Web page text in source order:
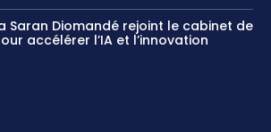
Saran Diomandé rejoint le cabinet de
accélérer l’IA et l’innovation